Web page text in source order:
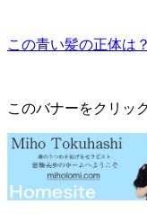
この青い髪の正体は？
このバナーをクリッ